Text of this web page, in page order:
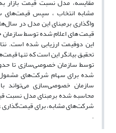
مشابه انتخاب ، سپس
قیمت های اعلام شده توسط
این دوقیمت ارزیابی شده است.‌
تحقیق بیانگر این است که تنها
توسط سازمان خصوصی‌سازی تا
شده برای سهام شرکت‌های مشمول
سازمان خصوصی‌سازی می‌تواند
شرکت‌های مشابه، برای
.